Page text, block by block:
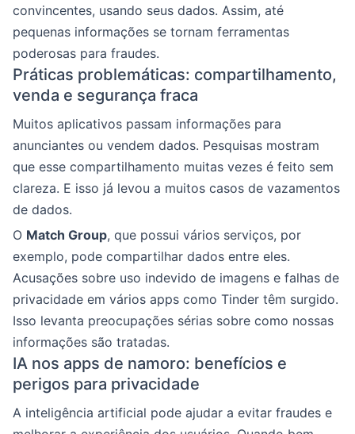
convincentes, usando seus dados. Assim, até
pequenas informações se tornam ferramentas
poderosas para fraudes.
Práticas problemáticas: compartilhamento,
venda e segurança fraca
Muitos aplicativos passam informações para
anunciantes ou vendem dados. Pesquisas mostram
que esse compartilhamento muitas vezes é feito sem
clareza. E isso já levou a muitos casos de vazamentos
de dados.
O Match Group, que possui vários serviços, por
exemplo, pode compartilhar dados entre eles.
Acusações sobre uso indevido de imagens e falhas de
privacidade em vários apps como Tinder têm surgido.
Isso levanta preocupações sérias sobre como nossas
informações são tratadas.
IA nos apps de namoro: benefícios e
perigos para privacidade
A inteligência artificial pode ajudar a evitar fraudes e